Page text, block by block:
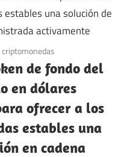
de fondo del
en dólares
ofrecer a los
estables una
en cadena